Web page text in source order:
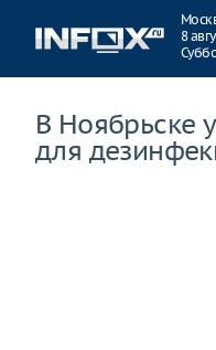
8
В Ноябрьске
для